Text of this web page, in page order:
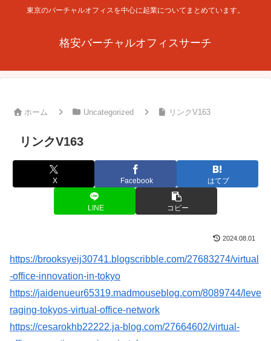
東京のバーチャルオフィスを中心に起業についてまとめています。
格安バーチャルオフィスサーチ
ホーム Uncategorized リンクV163
リンクV163
X Facebook はてブ
LINE コピー
2024.08.01
https://brooksyeij30741.blogscribble.com/27683274/virtual
-office-innovation-in-tokyo
https://jaidenueur65319.madmouseblog.com/8089744/leve
raging-tokyos-virtual-office-network
https://cesarokhb22222.ja-blog.com/27664602/virtual-